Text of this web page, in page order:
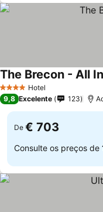
4 EstrelasHotel
The Brecon - All
9,8 Excelente 123
De € 703
Consulte os preços de